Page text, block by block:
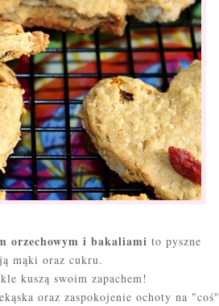
orzechowym i bakaliami to pyszne
mąki oraz cukru.
kuszą swoim zapachem!
oraz zaspokojenie ochoty na "coś"